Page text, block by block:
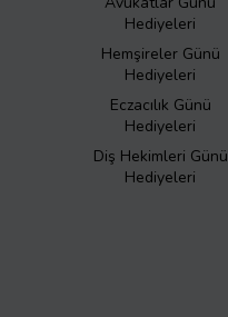
Hediyeleri
Hemşireler Günü
Hediyeleri
Eczacılık Günü
Hediyeleri
Diş Hekimleri Günü
Hediyeleri